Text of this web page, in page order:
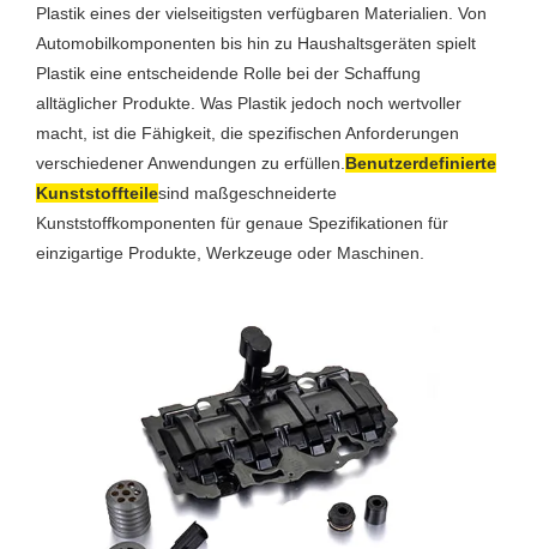
Plastik eines der vielseitigsten verfügbaren Materialien. Von
Automobilkomponenten bis hin zu Haushaltsgeräten spielt
Plastik eine entscheidende Rolle bei der Schaffung
alltäglicher Produkte. Was Plastik jedoch noch wertvoller
macht, ist die Fähigkeit, die spezifischen Anforderungen
verschiedener Anwendungen zu erfüllen. Benutzerdefinierte
Kunststoffteilesind maßgeschneiderte
Kunststoffkomponenten für genaue Spezifikationen für
einzigartige Produkte, Werkzeuge oder Maschinen.